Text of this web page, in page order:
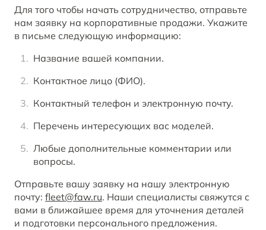
Для того чтобы начать сотрудничество, отправьте
нам заявку на корпоративные продажи. Укажите
в письме следующую информацию:
Название вашей компании.
Контактное лицо (ФИО).
Контактный телефон и электронную почту.
Перечень интересующих вас моделей.
Любые дополнительные комментарии или
вопросы.
Отправьте вашу заявку на нашу электронную
почту: fleet@faw.ru. Наши специалисты свяжутся с
вами в ближайшее время для уточнения деталей
и подготовки персонального предложения.